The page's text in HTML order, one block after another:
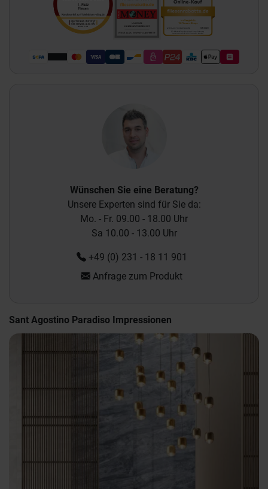
Wünschen Sie eine Beratung?
Unsere Experten sind für Sie da:
Mo. - Fr. 09.00 - 18.00 Uhr
Sa 10.00 - 13.00 Uhr
+49 (0) 231 - 18 11 901
Anfrage zum Produkt
Sant Agostino Paradiso Impressionen